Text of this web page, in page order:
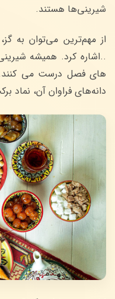
شیرینی‌ها هستند.
از مهم‌ترین می‌توان به
..اشاره کرد. همیشه
های فصل درست می کنند.
دانه‌های فراوان آن، نماد